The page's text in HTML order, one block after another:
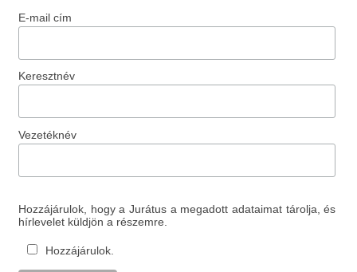
E-mail cím
Keresztnév
Vezetéknév
Hozzájárulok, hogy a Jurátus a megadott adataimat tárolja, és
hírlevelet küldjön a részemre.
Hozzájárulok.